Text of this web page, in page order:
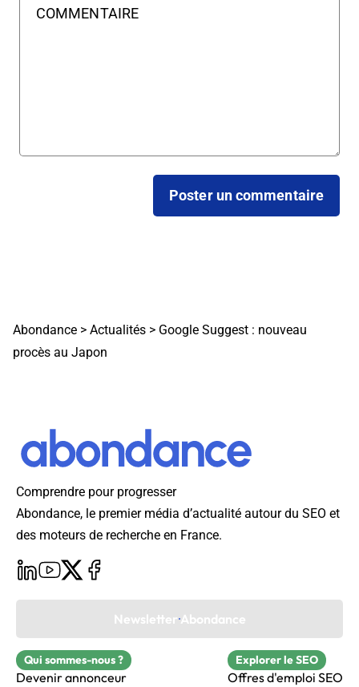
Abondance > Actualités > Google Suggest : nouveau
procès au Japon
Comprendre pour progresser
Abondance, le premier média d’actualité autour du SEO et
des moteurs de recherche en France.
Newsletter Abondance
Qui sommes-nous ?
Devenir annonceur
Explorer le SEO
Offres d'emploi SEO